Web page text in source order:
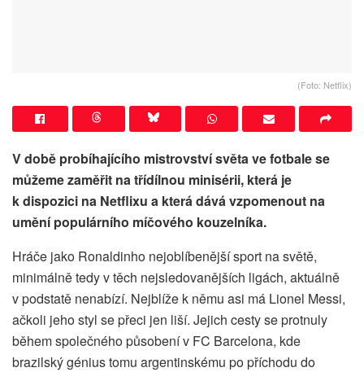
(Foto: Netflix)
V době probíhajícího mistrovství světa ve fotbale se
můžeme zaměřit na třídílnou minisérii, která je
k dispozici na Netflixu a která dává vzpomenout na
umění populárního míčového kouzelníka.
Hráče jako Ronaldinho nejoblíbenější sport na světě,
minimálně tedy v těch nejsledovanějších ligách, aktuálně
v podstatě nenabízí. Nejblíže k němu asi má Lionel Messi,
ačkoli jeho styl se přeci jen liší. Jejich cesty se protnuly
během společného působení v FC Barcelona, kde
brazilský génius tomu argentinskému po příchodu do